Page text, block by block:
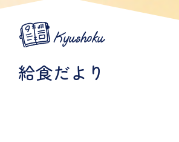
Kyushoku
給食だより